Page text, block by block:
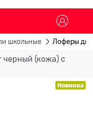
школьные Лоферы для
черный (кожа) с
Новинка